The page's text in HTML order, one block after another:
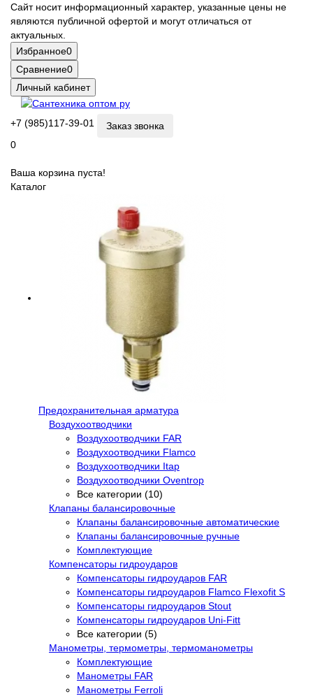
Сайт носит информационный характер, указанные цены не
являются публичной офертой и могут отличаться от
актуальных.
Избранное0
Сравнение0
Личный кабинет
+7 (985)117-39-01
Заказ звонка
0
Ваша корзина пуста!
Каталог
Предохранительная арматура
Воздухоотводчики
Воздухоотводчики FAR
Воздухоотводчики Flamco
Воздухоотводчики Itap
Воздухоотводчики Oventrop
Все категории (10)
Клапаны балансировочные
Клапаны балансировочные автоматические
Клапаны балансировочные ручные
Комплектующие
Компенсаторы гидроударов
Компенсаторы гидроударов FAR
Компенсаторы гидроударов Flamco Flexofit S
Компенсаторы гидроударов Stout
Компенсаторы гидроударов Uni-Fitt
Все категории (5)
Манометры, термометры, термоманометры
Комплектующие
Манометры FAR
Манометры Ferroli